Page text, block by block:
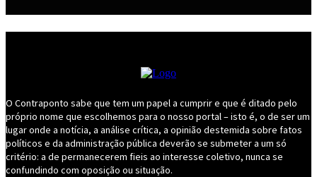
O Contraponto sabe que tem um papel a cumprir e que é ditado pelo
próprio nome que escolhemos para o nosso portal – isto é, o de ser um
lugar onde a notícia, a análise crítica, a opinião destemida sobre fatos
políticos e da administração pública deverão se submeter a um só
critério: a de permanecerem fieis ao interesse coletivo, nunca se
confundindo com oposição ou situação.